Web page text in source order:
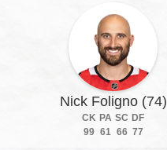
Nick Foligno (74)
CK PA SC DF
99 61 66 77